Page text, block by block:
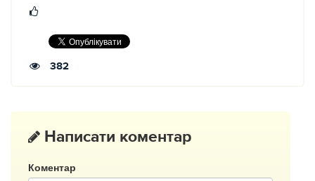
382
Написати коментар
Коментар